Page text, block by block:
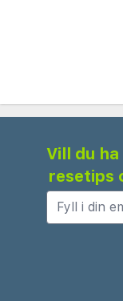
Best Western
affärstjänster
personalen är
eventuella
en trevlig och
Vill du
resetips